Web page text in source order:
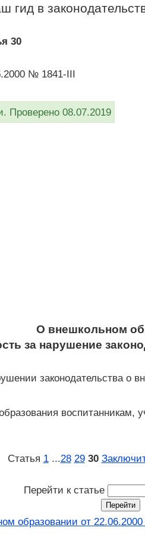
гид в
30
№ 1841-III
Проверено 08.07.2019
О внешкольном
за нарушение
законодательства о
воспитанникам,
Статья 1 ...28 29 30
Перейти к статье
образовании от